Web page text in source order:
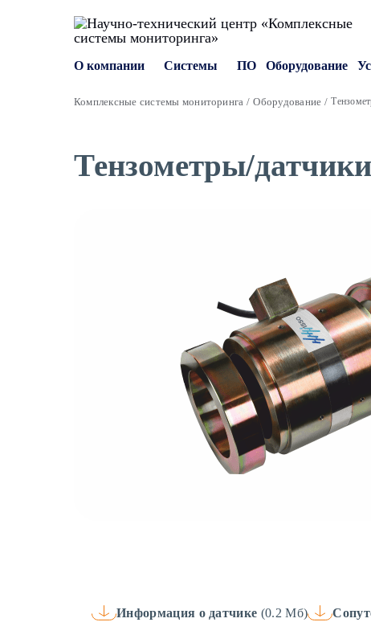
О компании Системы ПО Оборудование
Комплексные системы мониторинга Оборудование
Тензометры/
Информация о датчике (0.2 Мб)